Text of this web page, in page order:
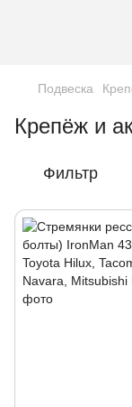
Подвеска
Крепёж и
Фильтр